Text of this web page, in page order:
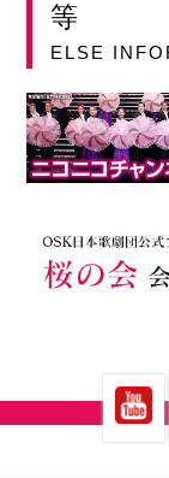
等
ELSE